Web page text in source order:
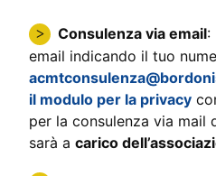
Consulenza via email:
email indicando il tuo
il modulo per la privacy
per la consulenza via mail
sarà a carico